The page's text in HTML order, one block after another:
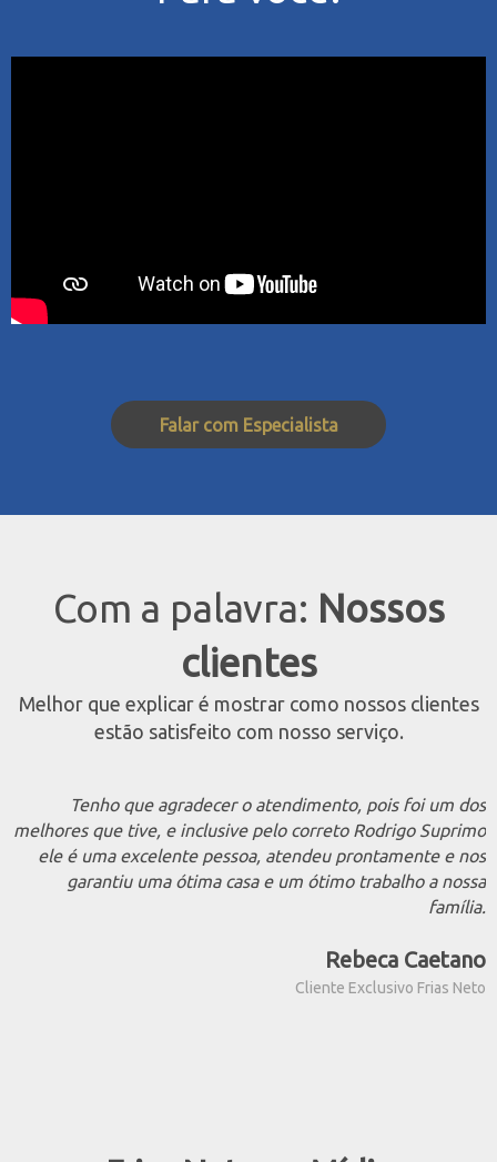
Falar com Especialista
Com a palavra: Nossos
clientes
Melhor que explicar é mostrar como nossos clientes
estão satisfeito com nosso serviço.
Tenho que agradecer o atendimento, pois foi um dos
melhores que tive, e inclusive pelo correto Rodrigo Suprimo
ele é uma excelente pessoa, atendeu prontamente e nos
garantiu uma ótima casa e um ótimo trabalho a nossa
família.
Rebeca Caetano
Cliente Exclusivo Frias Neto